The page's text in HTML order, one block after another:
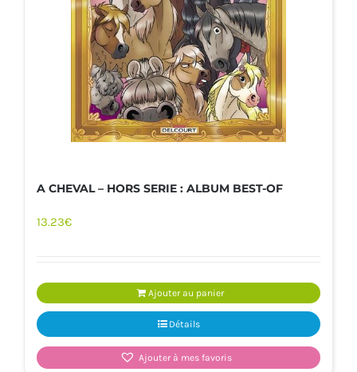
A CHEVAL – HORS SERIE : ALBUM BEST-OF
13.23€
Ajouter au panier
Détails
Ajouter à mes favoris